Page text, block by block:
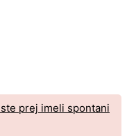
prej imeli spontani